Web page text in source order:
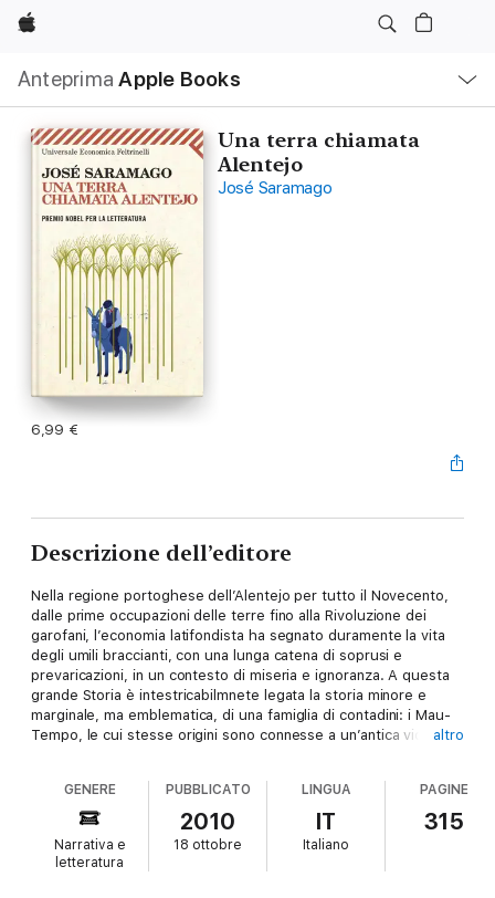
Apple
Anteprima Apple Books
locale
Apri
Menu
Una terra chiamata
Alentejo
José Saramago
6,99 €
Descrizione dell’editore
Nella regione portoghese dell’Alentejo per tutto il Novecento,
dalle prime occupazioni delle terre fino alla Rivoluzione dei
garofani, l’economia latifondista ha segnato duramente la vita
degli umili braccianti, con una lunga catena di soprusi e
prevaricazioni, in un contesto di miseria e ignoranza. A questa
grande Storia è intestricabilmnete legata la storia minore e
marginale, ma emblematica, di una famiglia di contadini: i Mau-
Tempo, le cui stesse origini sono connesse a un’antica violenza
l’esistenza fatta di sacrifici e fatica, ma anche di passioni,
aspirazioni, lotte, sconfitte. È una saga di vinti, l’emozionante
epopea di tutta una classe sociale, scandita dal ritmo
dell’oralità, dove si mescolano poetica rappresentazione del
paesaggio, amara ironia nel descrivere le secolari ingiustizie e
altro
GENERE
Narrativa e
letteratura
PUBBLICATO
2010
18 ottobre
LINGUA
IT
Italiano
PAGINE
315